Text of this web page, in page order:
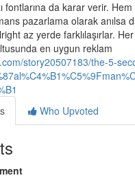
fontlarına da karar verir.
pazarlama olarak anılsa
az yerde farklılaşırlar.
en uygun reklam
story20507183/the-5-
Who Upvoted